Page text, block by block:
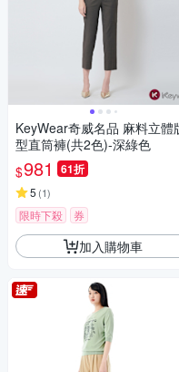
KeyWear奇威名品 麻料立體
型直筒褲(共2色)-深綠色
$981 61折
5 (1)
限時下殺 券
加入購物車